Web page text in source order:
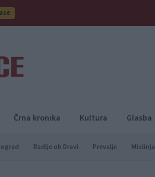
Črna kronika Kultura Glasba
Radlje ob Dravi Prevalje Mislinja